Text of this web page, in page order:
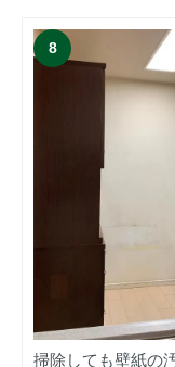
掃除しても壁紙の